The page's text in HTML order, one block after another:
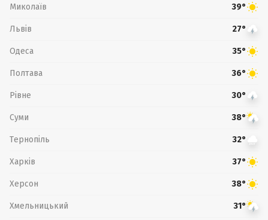
Миколаїв 39°
Львів 27°
Одеса 35°
Полтава 36°
Рівне 30°
Суми 38°
Тернопіль 32°
Харків 37°
Херсон 38°
Хмельницький 31°